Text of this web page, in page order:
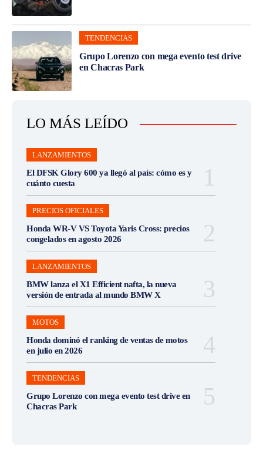
TENDENCIAS
Grupo Lorenzo con mega evento test drive
en Chacras Park
LO MÁS LEÍDO
LANZAMIENTOS
El DFSK Glory 600 ya llegó al país: cómo es y
cuánto cuesta
PRECIOS OFICIALES
Honda WR-V VS Toyota Yaris Cross: precios
congelados en agosto 2026
LANZAMIENTOS
BMW lanza el X1 Efficient nafta, la nueva
versión de entrada al mundo BMW X
MOTOS
Honda dominó el ranking de ventas de motos
en julio en 2026
TENDENCIAS
Grupo Lorenzo con mega evento test drive en
Chacras Park